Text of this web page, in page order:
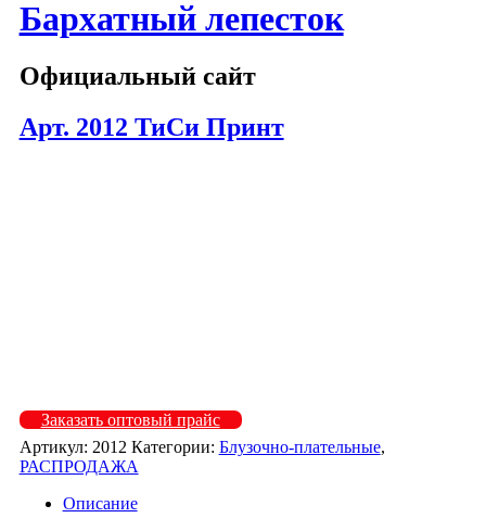
Бархатный лепесток
Официальный сайт
Арт. 2012 ТиСи Принт
Заказать оптовый прайс
Артикул: 2012 Категории: Блузочно-плательные,
РАСПРОДАЖА
Описание